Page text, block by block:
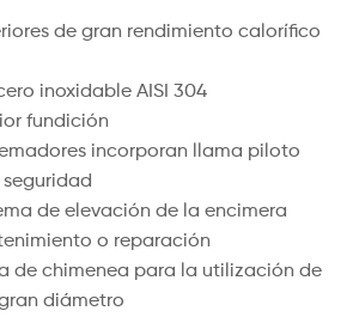
de gran rendimiento calorífico
inoxidable AISI 304
fundición
incorporan llama piloto
de elevación de la encimera
o reparación
de chimenea para la utilización de
diámetro